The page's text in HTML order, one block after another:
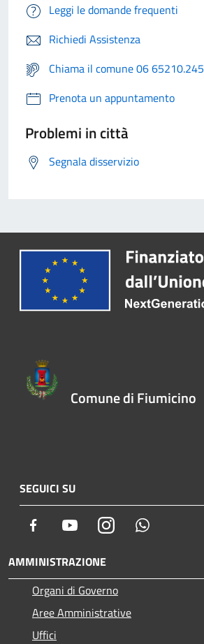
Leggi le domande frequenti
Richiedi Assistenza
Chiama il comune 06 65210.245
Prenota un appuntamento
Problemi in città
Segnala disservizio
Comune di Fiumicino
SEGUICI SU
Facebook YoutubeInstagram
AMMINISTRAZIONE
Organi di Governo
Aree Amministrative
Uffici